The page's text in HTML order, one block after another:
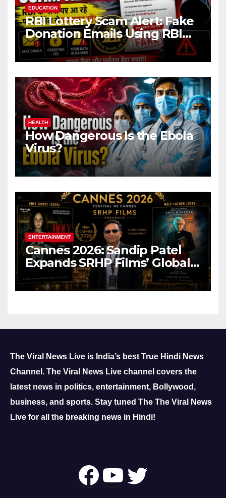
EDUCATION
RBI Lottery Scam Alert: Fake
Donation Emails Using RBI
Name Target Indian Users
HEALTH
How Dangerous Is the Ebola
Virus?
ENTERTAINMENT
Cannes 2026: Sandip Patel
Expands SRHP Films’ Global
Reach
The Viral News Live is India’s best True Hindi News
Channel. The Viral News Live channel covers the
latest news in politics, entertainment, Bollywood,
business, and sports. Stay tuned The The Viral News
Live for all the breaking news in Hindi!
Follow Us OnYouTube
Twitter